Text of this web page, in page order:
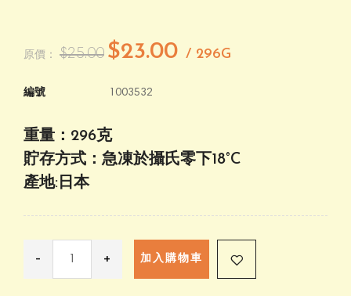
原價： $25.00 $23.00 / 296G
編號 1003532
重量：296克
貯存方式：急凍於攝氏零下18°C
產地:日本
- + 加入購物車